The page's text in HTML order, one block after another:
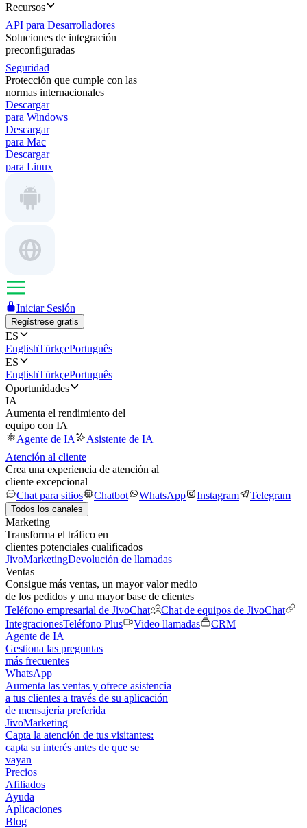
Recursos
API para Desarrolladores
Soluciones de integración
preconfiguradas
Seguridad
Protección que cumple con las
normas internacionales
Descargar
para Windows
Descargar
para Mac
Descargar
para Linux
Iniciar Sesión
Regístrese gratis
ES
EnglishTürkçePortuguês
ES
EnglishTürkçePortuguês
Oportunidades
IA
Aumenta el rendimiento del
equipo con IA
Agente de IA
Asistente de IA
Atención al cliente
Crea una experiencia de atención al
cliente excepcional
Chat para sitios
Chatbot WhatsApp Instagram Telegram
Todos los canales
Marketing
Transforma el tráfico en
clientes potenciales cualificados
JivoMarketingDevolución de llamadas
Ventas
Consigue más ventas, un mayor valor medio
de los pedidos y una mayor base de clientes
Teléfono empresarial de JivoChat
Chat de equipos de JivoChat
IntegracionesTeléfono Plus Video llamadas
CRM
Agente de IA
Gestiona las preguntas
más frecuentes
WhatsApp
Aumenta las ventas y ofrece asistencia
a tus clientes a través de su aplicación
de mensajería preferida
JivoMarketing
Capta la atención de tus visitantes:
capta su interés antes de que se
vayan
Precios
Afiliados
Ayuda
Aplicaciones
Blog